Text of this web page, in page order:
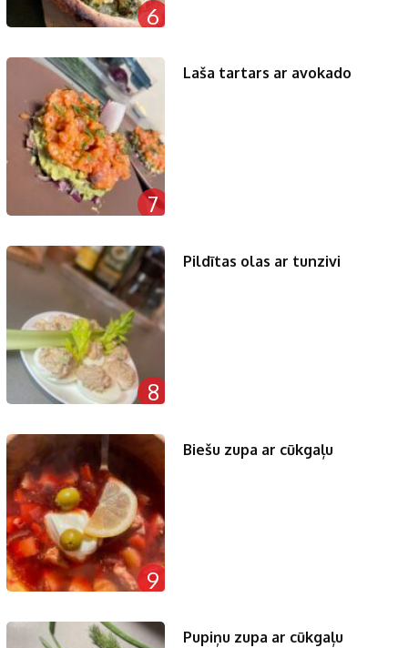
6
7
Laša tartars ar avokado
8
Pildītas olas ar tunzivi
9
Biešu zupa ar cūkgaļu
Pupiņu zupa ar cūkgaļu